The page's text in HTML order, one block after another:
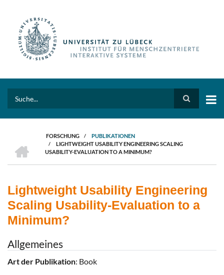
PFADNAVIGATION
FORSCHUNG / PUBLIKATIONEN
/
LIGHTWEIGHT USABILITY ENGINEERING SCALING
USABILITY-EVALUATION TO A MINIMUM?
Lightweight Usability Engineering
Scaling Usability-Evaluation to a
Minimum?
Allgemeines
Art der Publikation: Book